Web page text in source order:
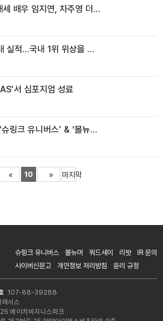
클래시스 RF장비 ‘볼뉴머’ 대세 배우 임지연, 차주영 더블 광고모델 선정
클래시스, 2022년 사상 최대 실적…국내 1위 위상을 기반으로 글로벌 시장 확대
서 심포지엄 성료
클래시스, KIMES 2023서 ‘슈링크 유니버스’ & ‘볼뉴머’ 등 피부미용 의료기기 대거 공개… “미용 의료기기 시장 ‘블록버스터’로 거듭날 것!”
« 10 » 마지막
슈링크 유니버스 볼뉴머 쿼드세이 리팟
IR 문의
사이버신문고
개인정보 처리방침 윤리 규정
107-88-39288
시스
에이치비지니스파크